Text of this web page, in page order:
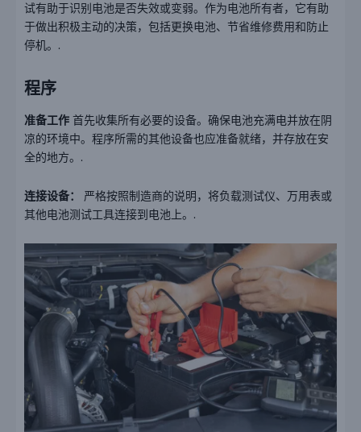
试有助于识别电池是否失效或变弱。作为电池所有者，它有助
于做出积极主动的决策，包括更换电池、节省维修费用和防止
停机。.
程序
准备工作 首先收集所有必要的设备。确保电池充满电并放在阴
凉的环境中。程序所需的其他设备也应准备就绪，并存放在安
全的地方。.
连接设备： 严格按照制造商的说明，将负载测试仪、万用表或
其他电池测试工具连接到电池上。.